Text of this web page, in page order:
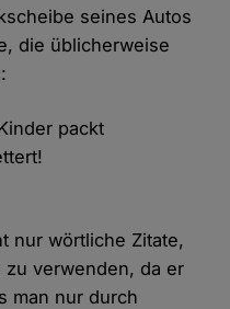
seines Autos
die üblicherweise
packt
nur wörtliche Zitate,
zu verwenden, da er
man nur durch